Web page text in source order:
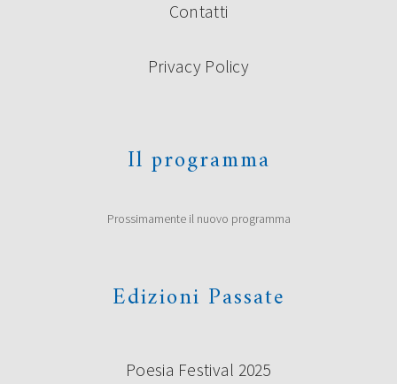
Contatti
Privacy Policy
Il programma
Prossimamente il nuovo programma
Edizioni Passate
Poesia Festival 2025